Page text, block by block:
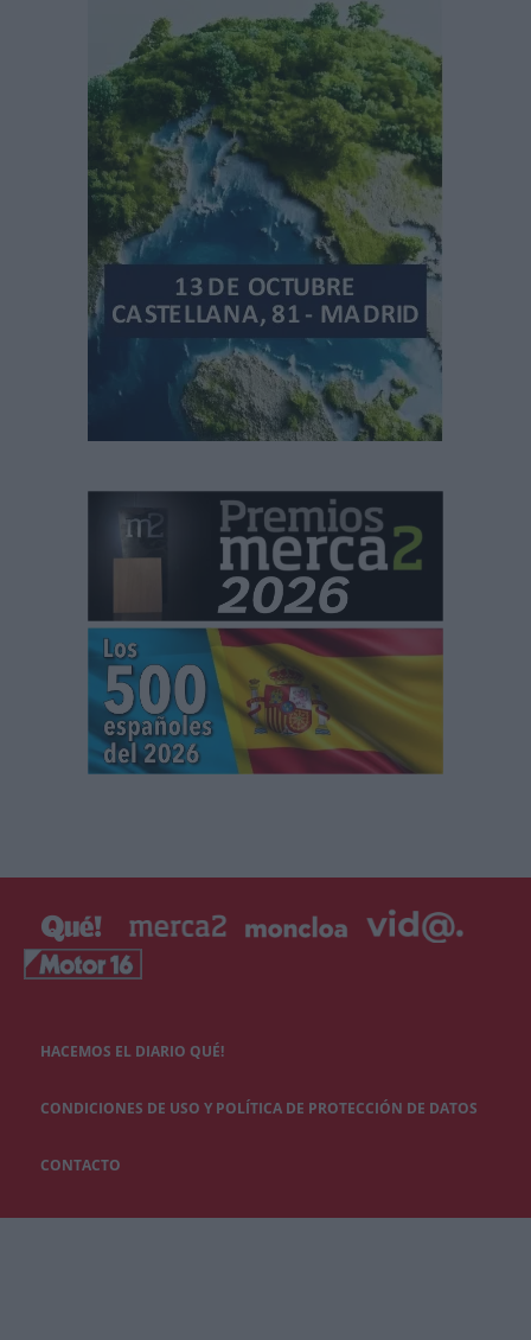
HACEMOS EL DIARIO QUÉ!
CONDICIONES DE USO Y POLÍTICA DE PROTECCIÓN DE DATOS
CONTACTO